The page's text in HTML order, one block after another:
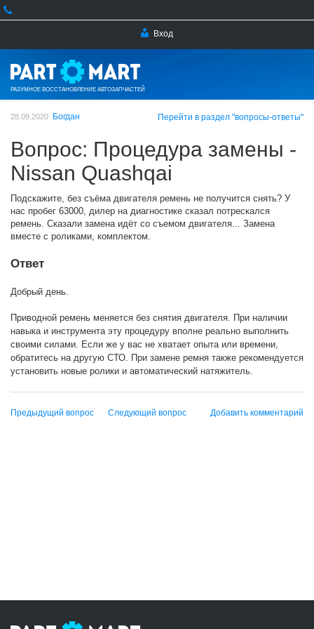
Вход
РАЗУМНОЕ ВОССТАНОВЛЕНИЕ АВТОЗАПЧАСТЕЙ
28.09.2020 Богдан Перейти в раздел "вопросы-ответы"
Вопрос: Процедура замены -
Nissan Quashqai
Подскажите, без съёма двигателя ремень не получится снять? У
нас пробег 63000, дилер на диагностике сказал потрескался
ремень. Сказали замена идёт со съемом двигателя... Замена
вместе с роликами, комплектом.
Ответ
Добрый день.
Приводной ремень меняется без снятия двигателя. При наличии
навыка и инструмента эту процедуру вполне реально выполнить
своими силами. Если же у вас не хватает опыта или времени,
обратитесь на другую СТО. При замене ремня также рекомендуется
установить новые ролики и автоматический натяжитель.
Предыдущий вопрос Следующий вопрос Добавить комментарий